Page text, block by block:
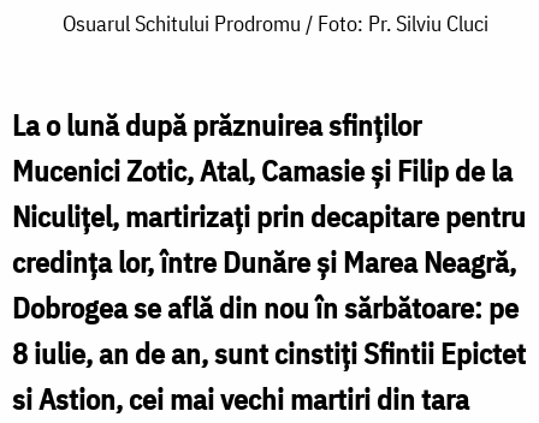
Osuarul
/
Foto:
Pr.
Silviu
Cluci
Osuarul Schitului Prodromu / Foto: Pr. Silviu Cluci
La o lună după prăznuirea sfinților
Mucenici Zotic, Atal, Camasie și Filip de la
Niculițel, martirizați prin decapitare pentru
credința lor, între Dunăre şi Marea Neagră,
Dobrogea se află din nou în sărbătoare: pe
8 iulie, an de an, sunt cinstiți Sfintii Epictet
si Astion, cei mai vechi martiri din tara